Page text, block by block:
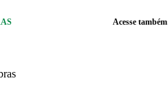
Acesse